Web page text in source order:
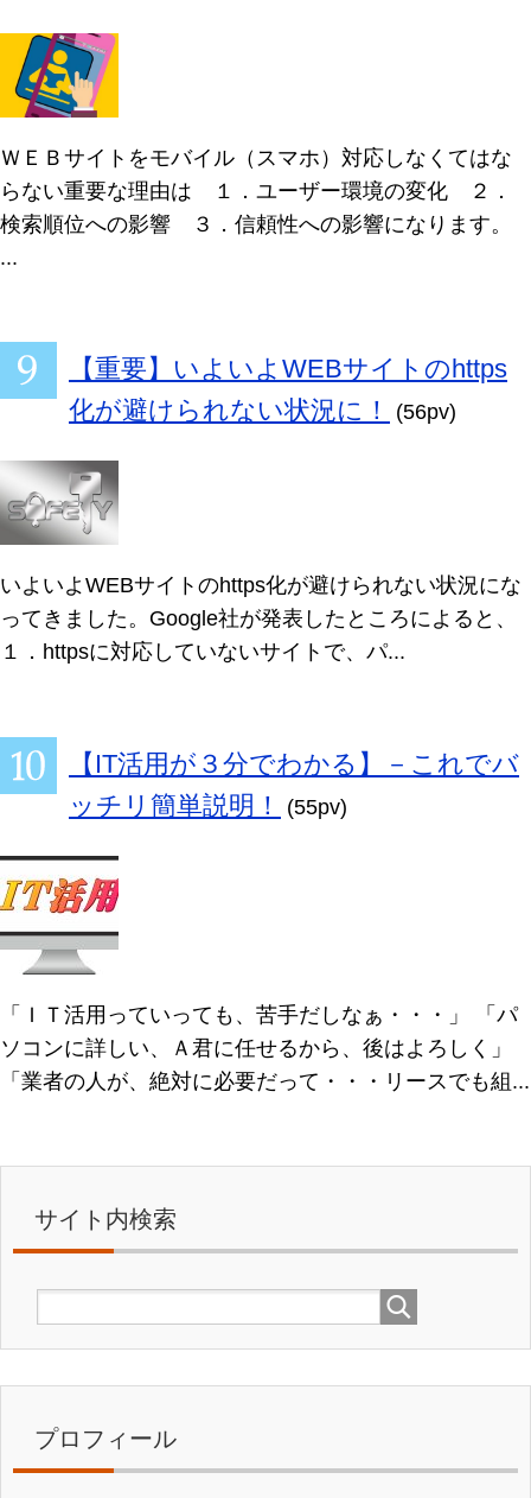
ＷＥＢサイトをモバイル（スマホ）対応しなくてはな
らない重要な理由は １．ユーザー環境の変化 ２．
検索順位への影響 ３．信頼性への影響になります。
...
【重要】いよいよWEBサイトのhttps
化が避けられない状況に！
(56pv)
いよいよWEBサイトのhttps化が避けられない状況にな
ってきました。Google社が発表したところによると、
１．httpsに対応していないサイトで、パ...
【IT活用が３分でわかる】－これでバ
ッチリ簡単説明！
(55pv)
「ＩＴ活用っていっても、苦手だしなぁ・・・」 「パ
ソコンに詳しい、Ａ君に任せるから、後はよろしく」
「業者の人が、絶対に必要だって・・・リースでも組...
サイト内検索
プロフィール